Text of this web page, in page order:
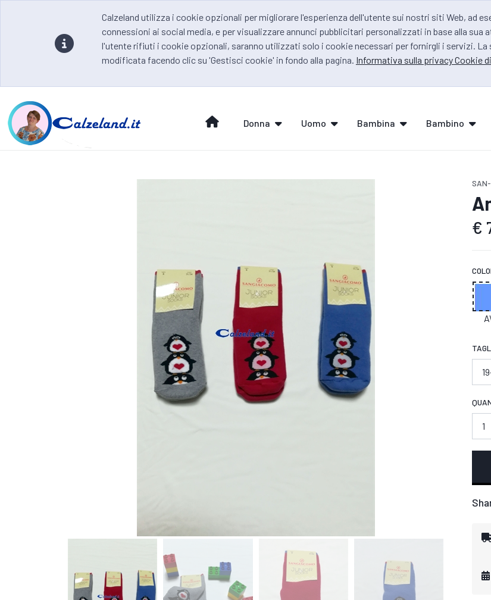
Calzeland utilizza i cookie opzionali per migliorare l'esperienza dell'utente sui nostri siti Web, ad
connessioni ai social media, e per visualizzare annunci pubblicitari personalizzati in base alla sua
l'utente rifiuti i cookie opzionali, saranno utilizzati solo i cookie necessari per fornirgli i servizi. La
modificata facendo clic su 'Gestisci cookie' in fondo alla pagina. Informativa sulla privacy Cookie
Donna Uomo Bambina Bambino
SAN-
€